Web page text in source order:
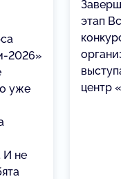
2026»
уже
И не
этап
центр